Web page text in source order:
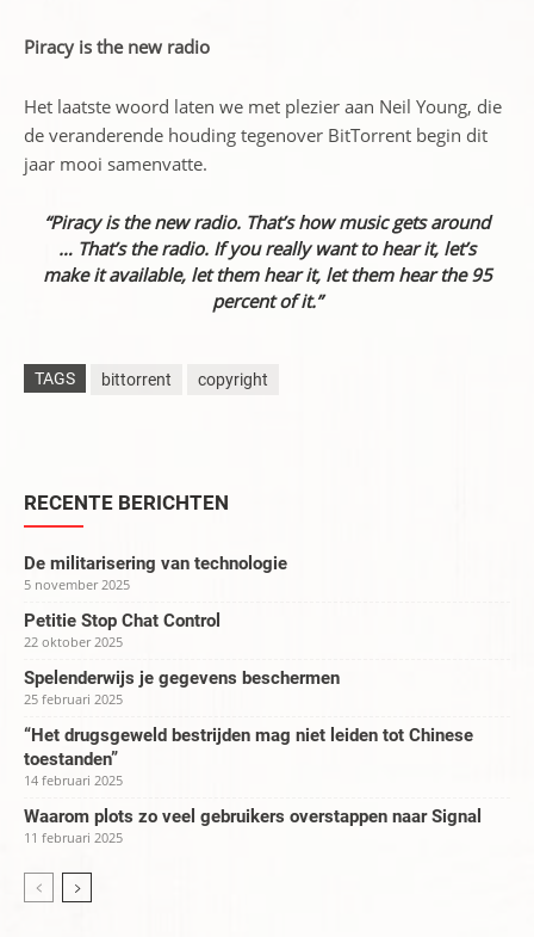
Piracy is the new radio
Het laatste woord laten we met plezier aan Neil Young, die
de veranderende houding tegenover BitTorrent begin dit
jaar mooi samenvatte.
“Piracy is the new radio. That’s how music gets around
… That’s the radio. If you really want to hear it, let’s
make it available, let them hear it, let them hear the 95
percent of it.”
TAGS bittorrent copyright
RECENTE BERICHTEN
De militarisering van technologie
5 november 2025
Petitie Stop Chat Control
22 oktober 2025
Spelenderwijs je gegevens beschermen
25 februari 2025
“Het drugsgeweld bestrijden mag niet leiden tot Chinese
toestanden”
14 februari 2025
Waarom plots zo veel gebruikers overstappen naar Signal
11 februari 2025